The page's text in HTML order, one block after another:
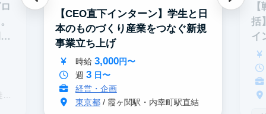
【CEO直下インターン】学生と日
本のものづくり産業をつなぐ新規
事業立ち上げ
時給 3,000円〜
週 3日〜
経営・企画
東京都/ 霞ヶ関駅・内幸町駅直結
括
イ